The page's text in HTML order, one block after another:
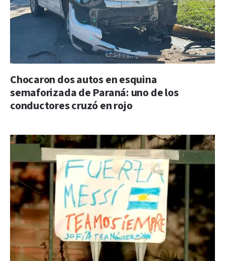
Chocaron dos autos en esquina
semaforizada de Paraná: uno de los
conductores cruzó en rojo